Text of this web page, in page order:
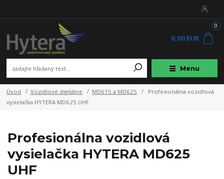
Menu
0
0,00 EUR
Úvod Vozidlové digitálne MD615 a MD625
Profesionálna vozidlová
vysielačka HYTERA MD625 UHF
Profesionálna vozidlová
vysielačka HYTERA MD625
UHF